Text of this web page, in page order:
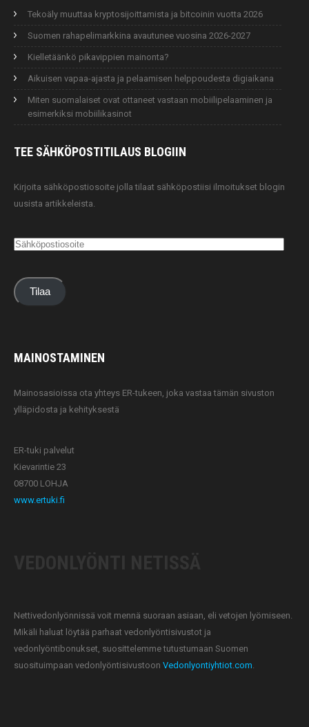
Tekoäly muuttaa kryptosijoittamista ja bitcoinin vuotta 2026
Suomen rahapelimarkkina avautunee vuosina 2026-2027
Kielletäänkö pikavippien mainonta?
Aikuisen vapaa-ajasta ja pelaamisen helppoudesta digiaikana
Miten suomalaiset ovat ottaneet vastaan mobiilipelaaminen ja
esimerkiksi mobiilikasinot
TEE SÄHKÖPOSTITILAUS BLOGIIN
Kirjoita sähköpostiosoite jolla tilaat sähköpostiisi ilmoitukset blogin
uusista artikkeleista.
Sähköpostiosoite
Tilaa
MAINOSTAMINEN
Mainosasioissa ota yhteys ER-tukeen, joka vastaa tämän sivuston
ylläpidosta ja kehityksestä
ER-tuki palvelut
Kievarintie 23
08700 LOHJA
www.ertuki.fi
Nettivedonlyönnissä voit mennä suoraan asiaan, eli vetojen lyömiseen.
Mikäli haluat löytää parhaat vedonlyöntisivustot ja
vedonlyöntibonukset, suosittelemme tutustumaan Suomen
suosituimpaan vedonlyöntisivustoon Vedonlyontiyhtiot.com.